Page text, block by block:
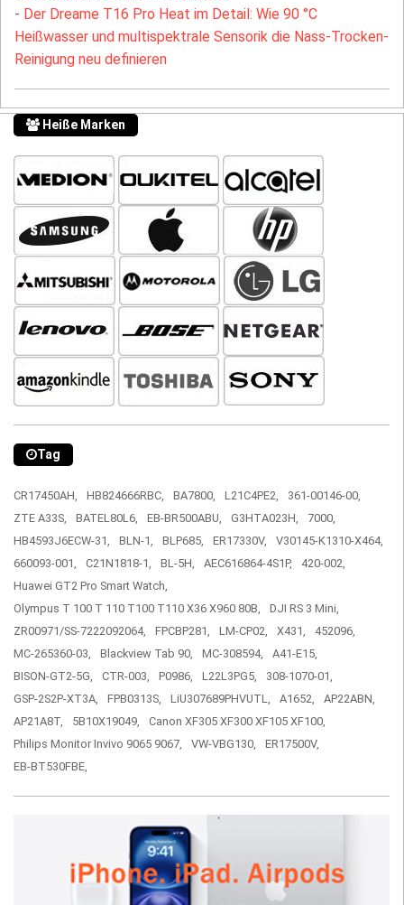
- Der Dreame T16 Pro Heat im Detail: Wie 90 °C
Heißwasser und multispektrale Sensorik die Nass-Trocken-
Reinigung neu definieren
Heiße Marken
Tag
CR17450AH, HB824666RBC, BA7800, L21C4PE2,
361-00146-00,
ZTE A33S,
BATEL80L6, EB-BR500ABU, G3HTA023H,
7000,
HB4593J6ECW-31,
BLN-1, BLP685, ER17330V,
V30145-K1310-X464,
660093-001,
C21N1818-1, BL-5H, AEC616864-4S1P,
420-002,
Huawei GT2 Pro Smart Watch,
Olympus T 100 T 110 T100 T110 X36 X960 80B,
DJI RS 3 Mini,
ZR00971/SS-7222092064,
FPCBP281, LM-CP02, X431,
452096,
MC-265360-03,
Blackview Tab 90, MC-308594,
A41-E15,
BISON-GT2-5G,
CTR-003, P0986, L22L3PG5,
308-1070-01,
GSP-2S2P-XT3A,
FPB0313S, LiU307689PHVUTL, A1652,
AP22ABN,
AP21A8T,
5B10X19049,
Canon XF305 XF300 XF105 XF100,
Philips Monitor Invivo 9065 9067,
VW-VBG130,
ER17500V,
EB-BT530FBE,